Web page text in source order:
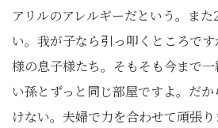
アリルのアレルギーだという。ま
い。我が子なら引っ叩くところで
様の息子様たち。そもそも今まで
い孫とずっと同じ部屋ですよ。だ
けない。夫婦で力を合わせて頑張り